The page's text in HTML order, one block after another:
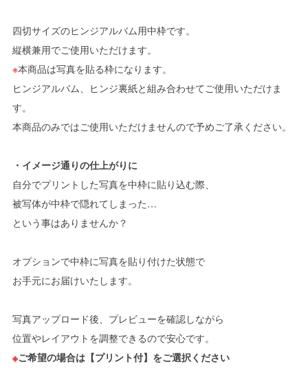
四切サイズのヒンジアルバム用中枠です。
縦横兼用でご使用いただけます。
※本商品は写真を貼る枠になります。
ヒンジアルバム、ヒンジ裏紙と組み合わせてご使用いただけま
す。
本商品のみではご使用いただけませんので予めご了承ください。
・イメージ通りの仕上がりに
自分でプリントした写真を中枠に貼り込む際、
被写体が中枠で隠れてしまった…
という事はありませんか？
オプションで中枠に写真を貼り付けた状態で
お手元にお届けいたします。
写真アップロード後、プレビューを確認しながら
位置やレイアウトを調整できるので安心です。
※ご希望の場合は【プリント付】をご選択ください